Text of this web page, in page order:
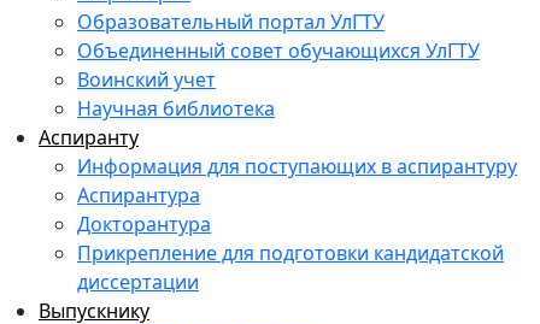
Образовательный портал УлГТУ
Объединенный совет обучающихся УлГТУ
Воинский учет
Научная библиотека
Аспиранту
Информация для поступающих в аспирантуру
Аспирантура
Докторантура
Прикрепление для подготовки кандидатской
диссертации
Выпускнику